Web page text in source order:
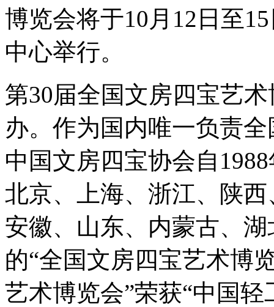
博览会将于10月12日至
中心举行。
第30届全国文房四宝艺
办。作为国内唯一负责
中国文房四宝协会自
北京、上海、浙江、陕
安徽、山东、内蒙古、
的“全国文房四宝艺术博
艺术博览会”荣获“中国